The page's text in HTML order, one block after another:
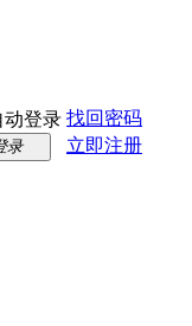
动登录 找回密码
录 立即注册